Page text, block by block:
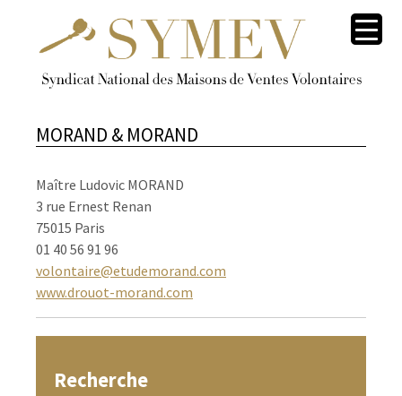
MORAND & MORAND
Maître Ludovic MORAND
3 rue Ernest Renan
75015 Paris
01 40 56 91 96
volontaire@etudemorand.com
www.drouot-morand.com
Recherche